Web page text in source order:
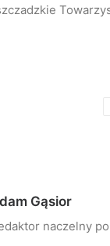
Gąsior
naczelny